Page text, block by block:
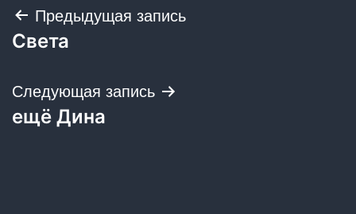
Навигация
по
записям
Предыдущая запись
Света
Следующая запись
ещё Дина